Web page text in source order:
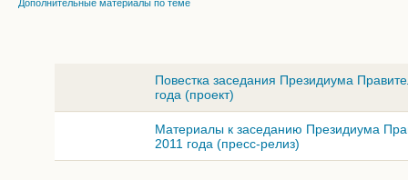
Дополнительные материалы по теме
Повестка заседания Президиума
года (проект)
Материалы к заседанию Президиума
2011 года (пресс-релиз)